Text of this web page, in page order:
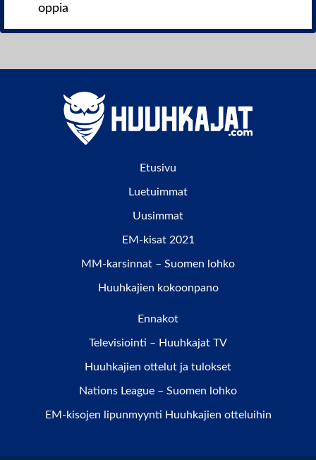
oppia
Etusivu
Luetuimmat
Uusimmat
EM-kisat 2021
MM-karsinnat – Suomen lohko
Huuhkajien kokoonpano
Ennakot
Televisiointi – Huuhkajat TV
Huuhkajien ottelut ja tulokset
Nations League – Suomen lohko
EM-kisojen lipunmyynti Huuhkajien otteluihin